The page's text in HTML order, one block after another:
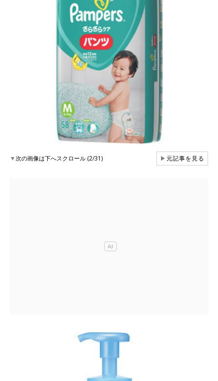
▼次の画像は下へスクロール (2/31) ▶元記事を見る